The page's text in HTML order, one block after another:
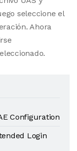
seleccione el
Ahora
Configuration
Login